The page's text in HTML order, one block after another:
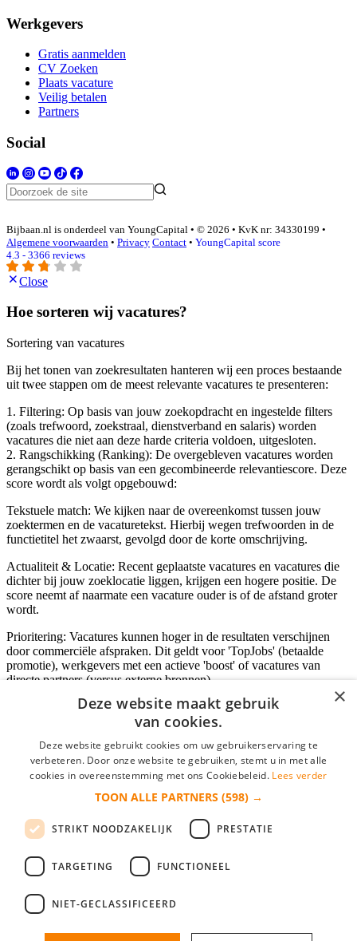
Werkgevers
Gratis aanmelden
CV Zoeken
Plaats vacature
Veilig betalen
Partners
Social
Bijbaan.nl is onderdeel van YoungCapital • © 2026 • KvK nr: 34330199 •
Algemene voorwaarden • Privacy Contact • YoungCapital score
4.3 - 3366 reviews
Close
Hoe sorteren wij vacatures?
Sortering van vacatures
Bij het tonen van zoekresultaten hanteren wij een proces bestaande
uit twee stappen om de meest relevante vacatures te presenteren:
1. Filtering: Op basis van jouw zoekopdracht en ingestelde filters
(zoals trefwoord, zoekstraal, dienstverband en salaris) worden
vacatures die niet aan deze harde criteria voldoen, uitgesloten.
2. Rangschikking (Ranking): De overgebleven vacatures worden
gerangschikt op basis van een gecombineerde relevantiescore. Deze
score wordt als volgt opgebouwd:
Tekstuele match: We kijken naar de overeenkomst tussen jouw
zoektermen en de vacaturetekst. Hierbij wegen trefwoorden in de
functietitel het zwaarst, gevolgd door de korte omschrijving.
Actualiteit & Locatie: Recent geplaatste vacatures en vacatures die
dichter bij jouw zoeklocatie liggen, krijgen een hogere positie. De
score neemt af naarmate een vacature ouder is of de afstand groter
wordt.
Prioritering: Vacatures kunnen hoger in de resultaten verschijnen
door commerciële afspraken. Dit geldt voor 'TopJobs' (betaalde
promotie), werkgevers met een actieve 'boost' of vacatures van
directe partners (versus externe bronnen).
Inloggen als bedrijf
*
login gegevens onthouden
login
Bedrijf aanmelden
×
Deze website maakt gebruik
van cookies.
Deze website gebruikt cookies om uw gebruikerservaring te
verbeteren. Door onze website te gebruiken, stemt u in met alle
cookies in overeenstemming met ons Cookiebeleid. Lees verder
TOON ALLE PARTNERS (598) →
STRIKT NOODZAKELIJK PRESTATIE
TARGETING FUNCTIONEEL
NIET-GECLASSIFICEERD